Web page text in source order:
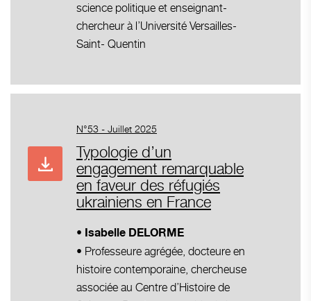
science politique et enseignant-
chercheur à l’Université Versailles-
Saint- Quentin
N°53 - Juillet 2025
Typologie d’un
engagement remarquable
en faveur des réfugiés
ukrainiens en France
• Isabelle DELORME
• Professeure agrégée, docteure en
histoire contemporaine, chercheuse
associée au Centre d’Histoire de